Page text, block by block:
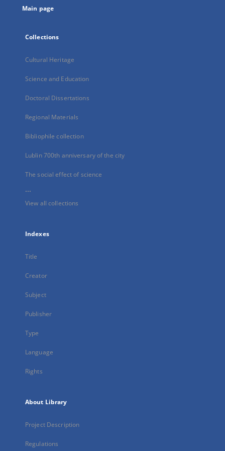
Main page
Collections
Cultural Heritage
Science and Education
Doctoral Dissertations
Regional Materials
Bibliophile collection
Lublin 700th anniversary of the city
The social effect of science
...
View all collections
Indexes
Title
Creator
Subject
Publisher
Type
Language
Rights
About Library
Project Description
Regulations